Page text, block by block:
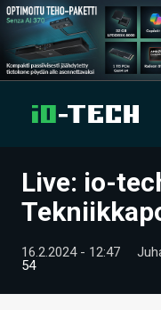
UUTISET
VIDEOT
Live: io-
16.2.2024 - 12:47
54